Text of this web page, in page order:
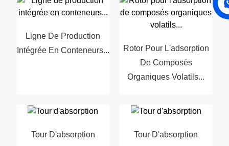
Ligne De Production
Intégrée En Conteneurs...
Rotor Pour L'adsorption
De Composés
Organiques Volatils...
Tour D'absorption Tour D'absorption